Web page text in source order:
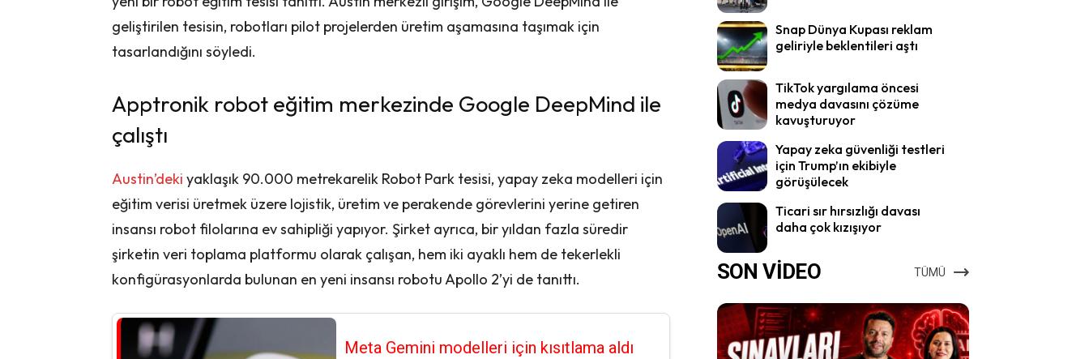
geliştirilen tesisin, robotları pilot projelerden üretim aşamasına taşımak için
tasarlandığını söyledi.
Apptronik robot eğitim merkezinde Google DeepMind ile
çalıştı
Austin’deki yaklaşık 90.000 metrekarelik Robot Park tesisi, yapay zeka modelleri için
eğitim verisi üretmek üzere lojistik, üretim ve perakende görevlerini yerine getiren
insansı robot filolarına ev sahipliği yapıyor. Şirket ayrıca, bir yıldan fazla süredir
şirketin veri toplama platformu olarak çalışan, hem iki ayaklı hem de tekerlekli
konfigürasyonlarda bulunan en yeni insansı robotu Apollo 2’yi de tanıttı.
Meta Gemini modelleri için kısıtlama aldı
Snap Dünya Kupası reklam
geliriyle beklentileri aştı
TikTok yargılama öncesi
medya davasını çözüme
kavuşturuyor
Yapay zeka güvenliği testleri
için Trump’ın ekibiyle
görüşülecek
Ticari sır hırsızlığı davası
daha çok kızışıyor
SON VİDEO TÜMÜ